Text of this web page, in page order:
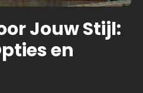
Jouw Stijl:
en